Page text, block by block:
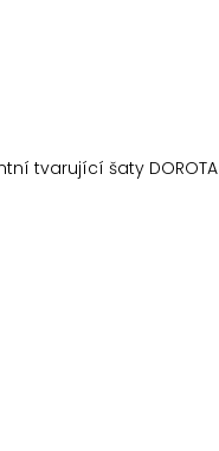
tvarující šaty DOROTA